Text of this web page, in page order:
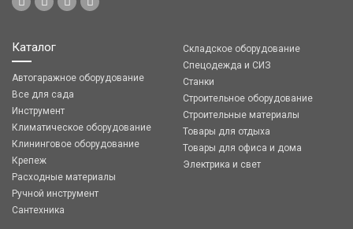
Каталог
Автогаражное оборудование
Все для сада
Инструмент
Климатическое оборудование
Клининговое оборудование
Крепеж
Расходные материалы
Ручной инструмент
Сантехника
Складское оборудование
Спецодежда и СИЗ
Станки
Строительное оборудование
Строительные материалы
Товары для отдыха
Товары для офиса и дома
Электрика и свет